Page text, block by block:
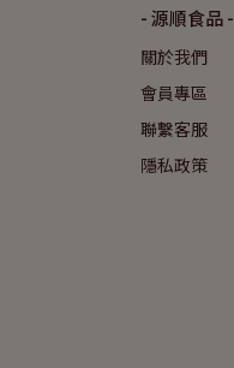
- 源順食品 -
關於我們
會員專區
聯繫客服
隱私政策